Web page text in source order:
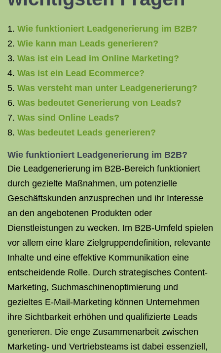
Wie funktioniert Leadgenerierung im B2B?
Wie kann man Leads generieren?
Was ist ein Lead im Online Marketing?
Was ist ein Lead Ecommerce?
Was versteht man unter Leadgenerierung?
Was bedeutet Generierung von Leads?
Was sind Online Leads?
Was bedeutet Leads generieren?
Wie funktioniert Leadgenerierung im B2B?
Die Leadgenerierung im B2B-Bereich funktioniert
durch gezielte Maßnahmen, um potenzielle
Geschäftskunden anzusprechen und ihr Interesse
an den angebotenen Produkten oder
Dienstleistungen zu wecken. Im B2B-Umfeld spielen
vor allem eine klare Zielgruppendefinition, relevante
Inhalte und eine effektive Kommunikation eine
entscheidende Rolle. Durch strategisches Content-
Marketing, Suchmaschinenoptimierung und
gezieltes E-Mail-Marketing können Unternehmen
ihre Sichtbarkeit erhöhen und qualifizierte Leads
generieren. Die enge Zusammenarbeit zwischen
Marketing- und Vertriebsteams ist dabei essenziell,